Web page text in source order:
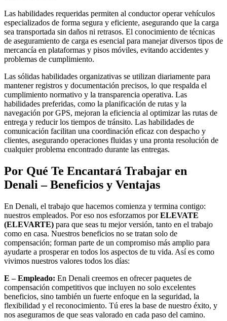
Las habilidades requeridas permiten al conductor operar vehículos
especializados de forma segura y eficiente, asegurando que la carga
sea transportada sin daños ni retrasos. El conocimiento de técnicas
de aseguramiento de carga es esencial para manejar diversos tipos de
mercancía en plataformas y pisos móviles, evitando accidentes y
problemas de cumplimiento.
Las sólidas habilidades organizativas se utilizan diariamente para
mantener registros y documentación precisos, lo que respalda el
cumplimiento normativo y la transparencia operativa. Las
habilidades preferidas, como la planificación de rutas y la
navegación por GPS, mejoran la eficiencia al optimizar las rutas de
entrega y reducir los tiempos de tránsito. Las habilidades de
comunicación facilitan una coordinación eficaz con despacho y
clientes, asegurando operaciones fluidas y una pronta resolución de
cualquier problema encontrado durante las entregas.
Por Qué Te Encantará Trabajar en
Denali – Beneficios y Ventajas
En Denali, el trabajo que hacemos comienza y termina contigo:
nuestros empleados. Por eso nos esforzamos porELEVATE
(ELEVARTE) para que seas tu mejor versión, tanto en el trabajo
como en casa. Nuestros beneficios no se tratan solo de
compensación; forman parte de un compromiso más amplio para
ayudarte a prosperar en todos los aspectos de tu vida. Así es como
vivimos nuestros valores todos los días:
E – Empleado: En Denali creemos en ofrecer paquetes de
compensación competitivos que incluyen no solo excelentes
beneficios, sino también un fuerte enfoque en la seguridad, la
flexibilidad y el reconocimiento. Tú eres la base de nuestro éxito, y
nos aseguramos de que seas valorado en cada paso del camino.